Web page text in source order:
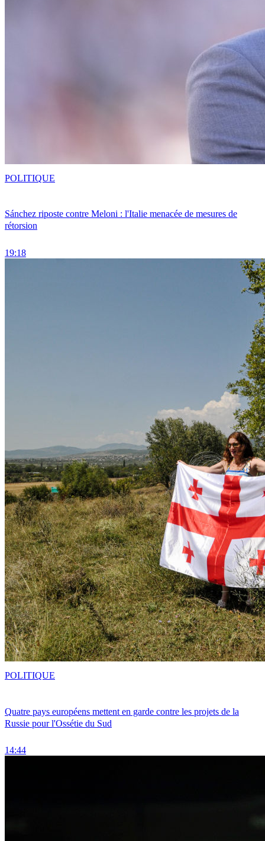
Sánchez riposte contre Meloni : l'Italie menacée de mesures de
rétorsion
19:18
POLITIQUE
Quatre pays européens mettent en garde contre les projets de la
Russie pour l'Ossétie du Sud
14:44
POLITIQUE